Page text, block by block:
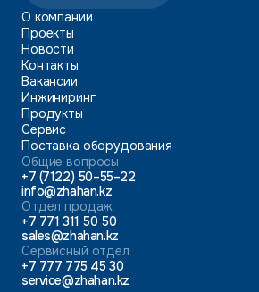
О компании
Проекты
Новости
Контакты
Вакансии
Инжиниринг
Продукты
Сервис
Поставка оборудования
Общие вопросы
+7 (7122) 50–55–22
info@zhahan.kz
Отдел продаж
+7 771 311 50 50
sales@zhahan.kz
Сервисный отдел
+7 777 775 45 30
service@zhahan.kz